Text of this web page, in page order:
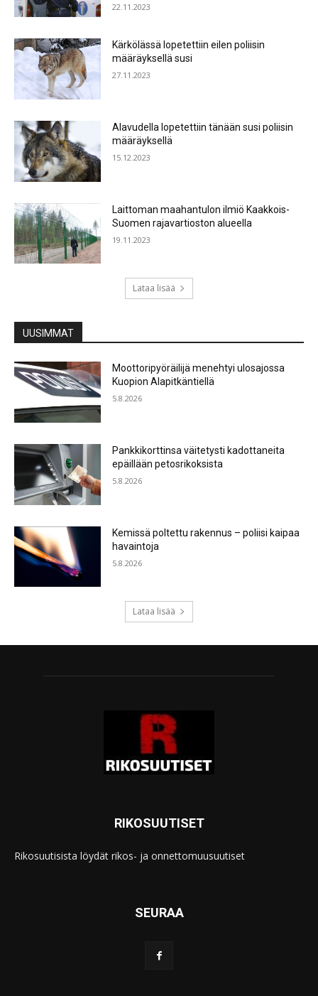
22.11.2023
Kärkölässä lopetettiin eilen poliisin
määräyksellä susi
27.11.2023
Alavudella lopetettiin tänään susi poliisin
määräyksellä
15.12.2023
Laittoman maahantulon ilmiö Kaakkois-
Suomen rajavartioston alueella
19.11.2023
Lataa lisää
UUSIMMAT
Moottoripyöräilijä menehtyi ulosajossa
Kuopion Alapitkäntiellä
5.8.2026
Pankkikorttinsa väitetysti kadottaneita
epäillään petosrikoksista
5.8.2026
Kemissä poltettu rakennus – poliisi kaipaa
havaintoja
5.8.2026
Lataa lisää
RIKOSUUTISET
Rikosuutisista löydät rikos- ja onnettomuusuutiset
SEURAA